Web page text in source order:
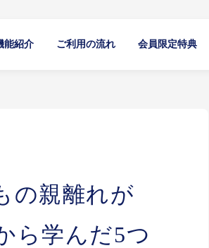
能紹介 ご利用の流れ 会員限定特典
の親離れが
ら学んだ5つ